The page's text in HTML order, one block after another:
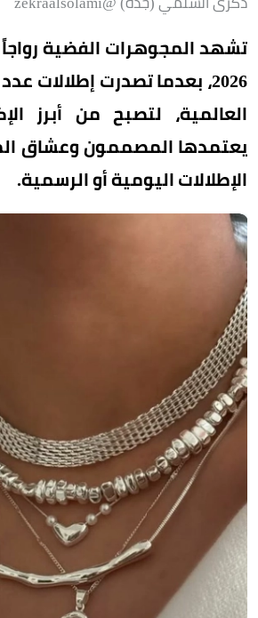
تشهد المجوهرات الفضية رواجاً
2026، بعدما تصدرت إطلالات
العالمية، لتصبح من أبرز
يعتمدها المصممون وعشاق
الإطلالات اليومية أو الرسمية.